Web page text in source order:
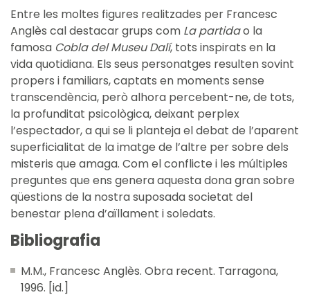
Entre les moltes figures realitzades per Francesc
Anglès cal destacar grups com La partidao la
famosa Cobla del Museu Dalí, tots inspirats en la
vida quotidiana. Els seus personatges resulten sovint
propers i familiars, captats en moments sense
transcendència, però alhora percebent-ne, de tots,
la profunditat psicològica, deixant perplex
l’espectador, a qui se li planteja el debat de l’aparent
superficialitat de la imatge de l’altre per sobre dels
misteris que amaga. Com el conflicte i les múltiples
preguntes que ens genera aquesta dona gran sobre
qüestions de la nostra suposada societat del
benestar plena d’aïllament i soledats.
Bibliografia
M.M., Francesc Anglès. Obra recent. Tarragona,
1996. [id.]